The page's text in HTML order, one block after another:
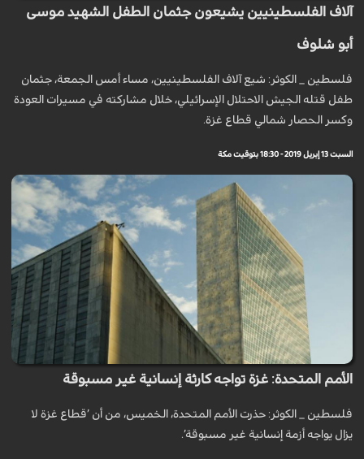
آلاف الفلسطينيين يشيعون جثمان الطفل الشهيد موسى
أبو شلوف
فلسطين _ الكوثر: شيع آلاف الفلسطينيين، مساء أمس الجمعة، جثمان
طفل قتله الجيش الاحتلال الإسرائيلي، خلال مشاركته في مسيرات العودة
وكسر الحصار شمالي قطاع غزة.
السبت 13 إبريل 2019 - 18:30 بتوقيت مكة
الأمم المتحدة: غزة تواجه كارثة إنسانية غير مسبوقة
فلسطين _ الكوثر: حذرت الأمم المتحدة، الخميس، من أن ’قطاع غزة لا
يزال يواجه أزمة إنسانية غير مسبوقة’.